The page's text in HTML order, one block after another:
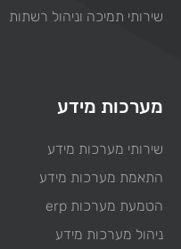
שירותי תמיכה וניהול רשתות
מערכות מידע
שירותי מערכות מידע
התאמת מערכות מידע
הטמעת מערכות erp
ניהול מערכות מידע